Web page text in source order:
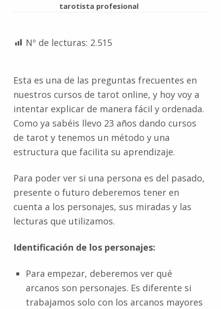
tarotista profesional
Nº de lecturas: 2.515
Esta es una de las preguntas frecuentes en
nuestros cursos de tarot online, y hoy voy a
intentar explicar de manera fácil y ordenada.
Como ya sabéis llevo 23 años dando cursos
de tarot y tenemos un método y una
estructura que facilita su aprendizaje.
Para poder ver si una persona es del pasado,
presente o futuro deberemos tener en
cuenta a los personajes, sus miradas y las
lecturas que utilizamos.
Identificación de los personajes:
Para empezar, deberemos ver qué
arcanos son personajes. Es diferente si
trabajamos solo con los arcanos mayores